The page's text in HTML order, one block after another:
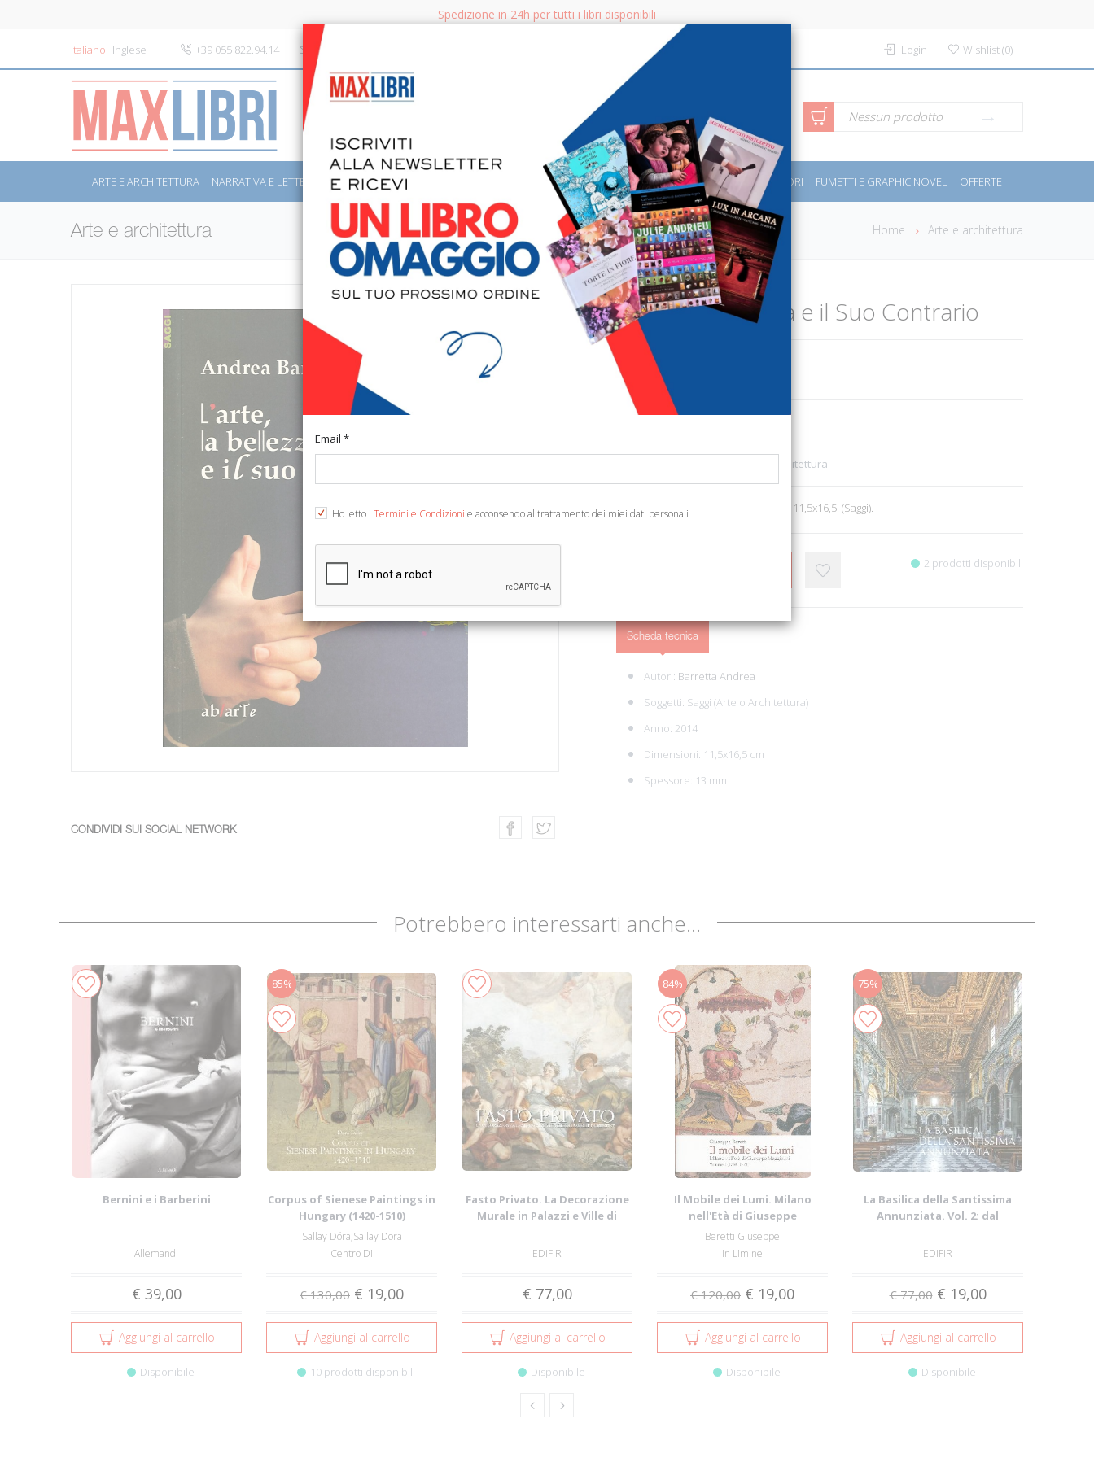
Spedizione in 24h per tutti i libri disponibili
Italiano Inglese +39 055 822.94.14 info@maxlibri.it Login Wishlist(0)
CERCA Ricerca avanzata Nessun prodotto
ARTE E ARCHITETTURA NARRATIVA E LETTERATURA SAGGISTICA LIBRI PER BAMBINI E RAGAZZI MANUALI - GUIDE - CORSI SPORT E MOTORI FUMETTI E GRAPHIC NOVEL OFFERTE
Arte e architettura Home Arte e architettura
CONDIVIDI SUI SOCIAL NETWORK
L'Arte, la Bellezza e il Suo Contrario
€ 8,00
Saggistica d'Arte e Architettura
Brescia, 2014; br., pp. 176, ill. b/n, cm 11,5x16,5. (Saggi).
2 prodotti disponibili
Scheda tecnica
Autori: Barretta Andrea
Soggetti: Saggi (Arte o Architettura)
Anno: 2014
Dimensioni: 11,5x16,5 cm
Spessore: 13 mm
Potrebbero interessarti anche...
Bernini e i Barberini
Allemandi
€ 39,00
Aggiungi al carrello
Disponibile
85%
Corpus of Sienese Paintings in
Hungary (1420-1510)
Sallay Dóra;Sallay Dora
Centro Di
€ 130,00 € 19,00
Aggiungi al carrello
10 prodotti disponibili
Fasto Privato. La Decorazione
Murale in Palazzi e Ville di
EDIFIR
€ 77,00
Aggiungi al carrello
Disponibile
84%
Il Mobile dei Lumi. Milano
nell'Età di Giuseppe
Maggiolini. Vol....
Beretti Giuseppe
In Limine
€ 120,00 € 19,00
Aggiungi al carrello
Disponibile
75%
La Basilica della Santissima
Annunziata. Vol. 2: dal
EDIFIR
€ 77,00 € 19,00
Aggiungi al carrello
Disponibile
Email *
Ho letto i Termini e Condizioni e acconsendo al trattamento dei miei dati personali